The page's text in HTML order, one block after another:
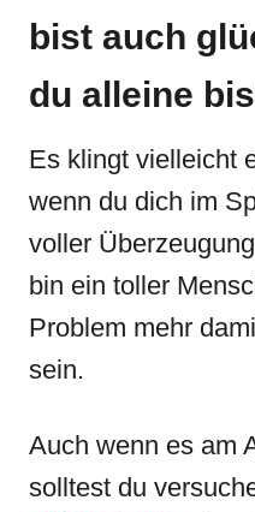
bist auch
du alleine
Es klingt vielleicht
wenn du dich im
voller
bin ein toller
Problem mehr
sein.
Auch wenn es am
solltest du